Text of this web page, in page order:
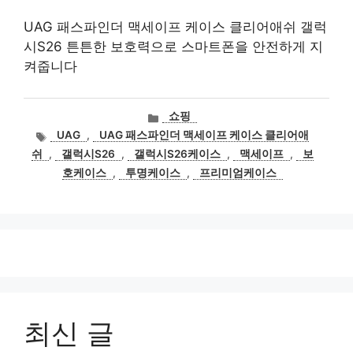
UAG 패스파인더 맥세이프 케이스 클리어애쉬 갤럭
시S26 튼튼한 보호력으로 스마트폰을 안전하게 지
켜줍니다
카
테
고
리
쇼핑
태UAG ,
UAG 패스파인더 맥세이프 케이스 클리어애
쉬
, 갤럭시S26 , 갤럭시S26케이스 , 맥세이프 ,
보
호케이스 , 투명케이스 , 프리미엄케이스
최신 글